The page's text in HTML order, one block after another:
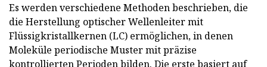
Es werden verschiedene Methoden beschrieben, die
die Herstellung optischer Wellenleiter mit
Flüssigkristallkernen (LC) ermöglichen, in denen
Moleküle periodische Muster mit präzise
kontrollierten Perioden bilden. Die erste basiert auf